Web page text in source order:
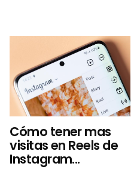
Cómo tener mas
visitas en Reels de
Instagram...